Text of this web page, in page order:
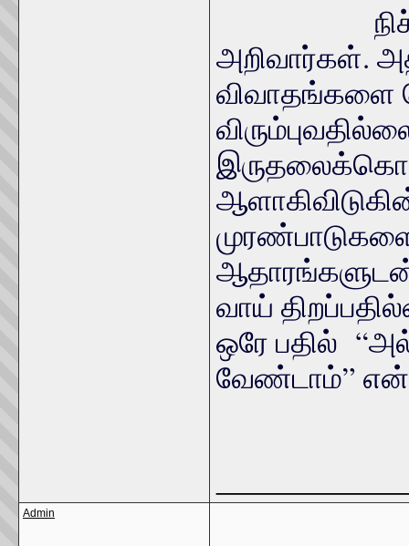
அறிவார்கள்.
விவாதங்களை
ஆதாரங்களுடன்
வாய்
ஒரே பதில்
வேண்டாம்”
Admin